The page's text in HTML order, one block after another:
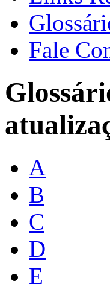
Fale
A
B
C
D
E